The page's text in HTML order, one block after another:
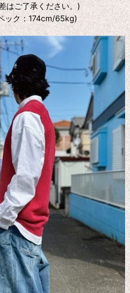
はご了承ください。)
ック：174cm/65kg)